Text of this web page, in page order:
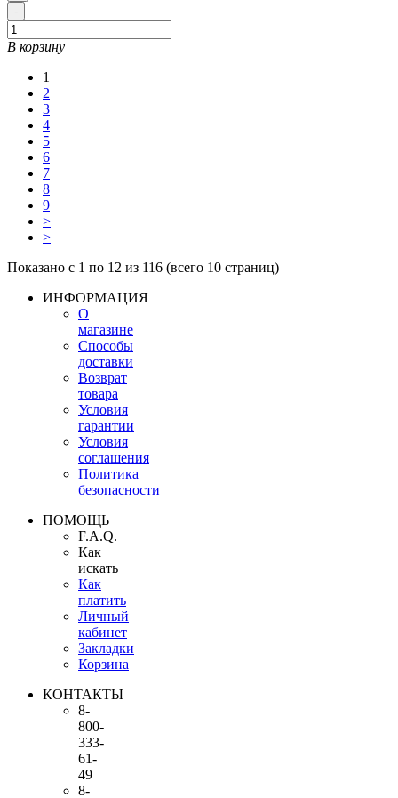
-
В корзину
1
2
3
4
5
6
7
8
9
>
>|
Показано с 1 по 12 из 116 (всего 10 страниц)
ИНФОРМАЦИЯ
О
магазине
Способы
доставки
Возврат
товара
Условия
гарантии
Условия
соглашения
Политика
безопасности
ПОМОЩЬ
F.A.Q.
Как
искать
Как
платить
Личный
кабинет
Закладки
Корзина
КОНТАКТЫ
8-
800-
333-
61-
49
8-